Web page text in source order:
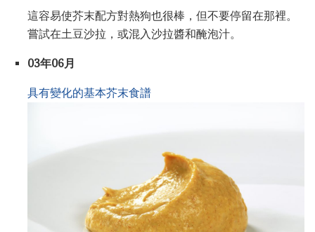
這容易使芥末配方對熱狗也很棒，但不要停留在那裡。
嘗試在土豆沙拉，或混入沙拉醬和醃泡汁。
03年06月
具有變化的基本芥末食譜